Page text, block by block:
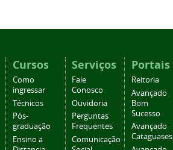
Cursos
Como
ingressar
Técnicos
Pós-
graduação
Ensino a
Serviços
Fale
Conosco
Ouvidoria
Perguntas
Frequentes
Comunicação
Portais
Reitoria
Avançado
Bom
Sucesso
Avançado
Cataguases